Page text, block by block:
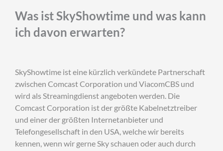
Was ist SkyShowtime und was kann
ich davon erwarten?
SkyShowtime ist eine kürzlich verkündete Partnerschaft
zwischen Comcast Corporation und ViacomCBS und
wird als Streamingdienst angeboten werden. Die
Comcast Corporation ist der größte Kabelnetztreiber
und einer der größten Internetanbieter und
Telefongesellschaft in den USA, welche wir bereits
kennen, wenn wir gerne Sky schauen oder auch durch